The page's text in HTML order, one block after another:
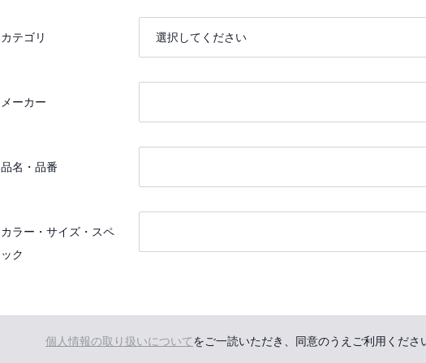
カテゴリ
メーカー
品名・品番
カラー・サイズ・スペ
ック
個人情報の取り扱いについてをご一読いただき、同意のうえご利用くださ